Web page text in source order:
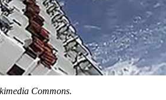
Commons.